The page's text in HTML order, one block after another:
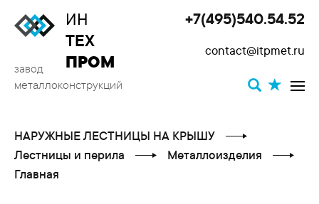
ИН
ТЕХ
ПРОМ
завод
металлоконструкций
+7(495)540.54.52
contact@itpmet.ru
НАРУЖНЫЕ ЛЕСТНИЦЫ НА КРЫШУ
Лестницы и перила
Металлоизделия
Главная